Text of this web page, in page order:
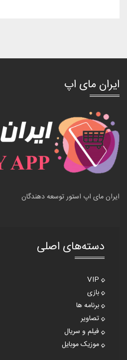
ایران مای اپ
ایران مای اپ استور توسعه دهندگان
دسته‌های اصلی
VIP
بازی
برنامه ها
تصاویر
فیلم و سریال
موزیک موبایل